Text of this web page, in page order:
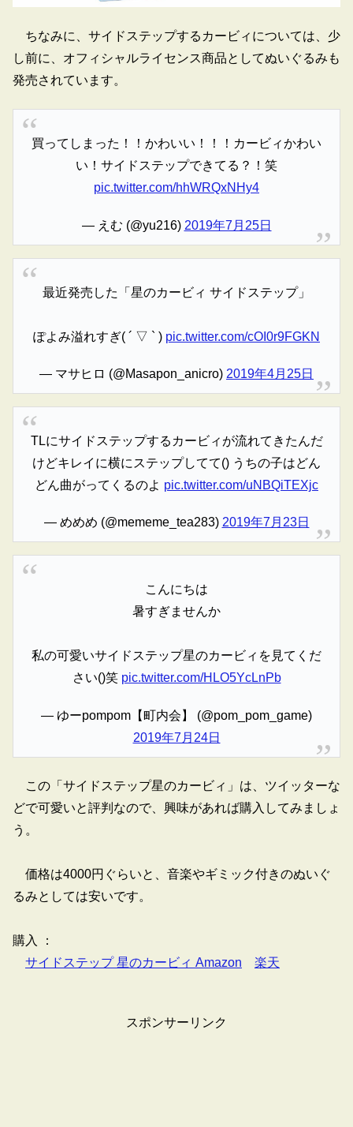
ちなみに、サイドステップするカービィについては、少
し前に、オフィシャルライセンス商品としてぬいぐるみも
発売されています。
買ってしまった！！かわいい！！！カービィかわい
い！サイドステップできてる？！笑
pic.twitter.com/hhWRQxNHy4
— えむ (@yu216) 2019年7月25日
最近発売した「星のカービィ サイドステップ」
ぽよみ溢れすぎ( ´ ▽ ` ) pic.twitter.com/cOI0r9FGKN
— マサヒロ (@Masapon_anicro) 2019年4月25日
TLにサイドステップするカービィが流れてきたんだ
けどキレイに横にステップしてて() うちの子はどん
どん曲がってくるのよ pic.twitter.com/uNBQiTEXjc
— めめめ (@mememe_tea283) 2019年7月23日
こんにちは
暑すぎませんか
私の可愛いサイドステップ星のカービィを見てくだ
さい()笑 pic.twitter.com/HLO5YcLnPb
— ゆーpompom【町内会】 (@pom_pom_game)
2019年7月24日
この「サイドステップ星のカービィ」は、ツイッターな
どで可愛いと評判なので、興味があれば購入してみましょ
う。
価格は4000円ぐらいと、音楽やギミック付きのぬいぐ
るみとしては安いです。
購入 ：
サイドステップ 星のカービィ Amazon
楽天
スポンサーリンク